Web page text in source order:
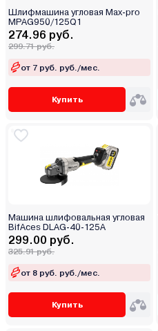
Шлифмашина угловая Max-pro
MPAG950/125Q1
274.96 руб.
299.71 руб.
от 7 руб. руб./мес.
Купить
Машина шлифовальная угловая
BifAces DLAG-40-125A
299.00 руб.
325.91 руб.
от 8 руб. руб./мес.
Купить